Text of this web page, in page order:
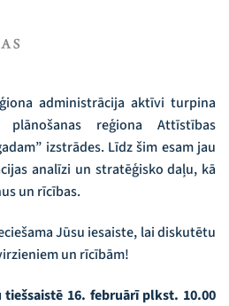
administrācija aktīvi turpina
reģiona Attīstības
izstrādes. Līdz šim esam jau
analīzi un stratēģisko daļu, kā
un rīcības.
Jūsu iesaiste, lai diskutētu
un rīcībām!
16. februārī plkst. 10.00